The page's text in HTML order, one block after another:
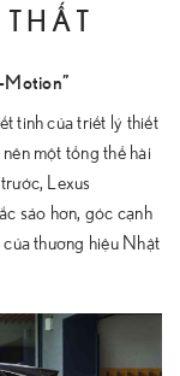
Motion”
tinh của triết lý thiết
một tổng thể hài
Lexus
sảo hơn, góc cạnh
thương hiệu Nhật